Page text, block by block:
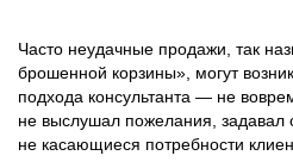
Часто неудачные продажи, так
брошенной корзины», могут
подхода консультанта — не
не выслушал пожелания, задавал
не касающиеся потребности